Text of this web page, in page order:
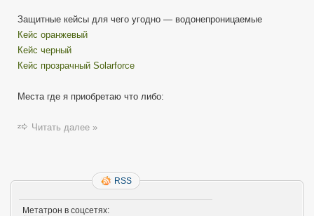
Защитные кейсы для чего угодно — водонепроницаемые
Кейс оранжевый
Кейс черный
Кейс прозрачный Solarforce
Места где я приобретаю что либо:
Читать далее »
RSS
Метатрон в соцсетях: